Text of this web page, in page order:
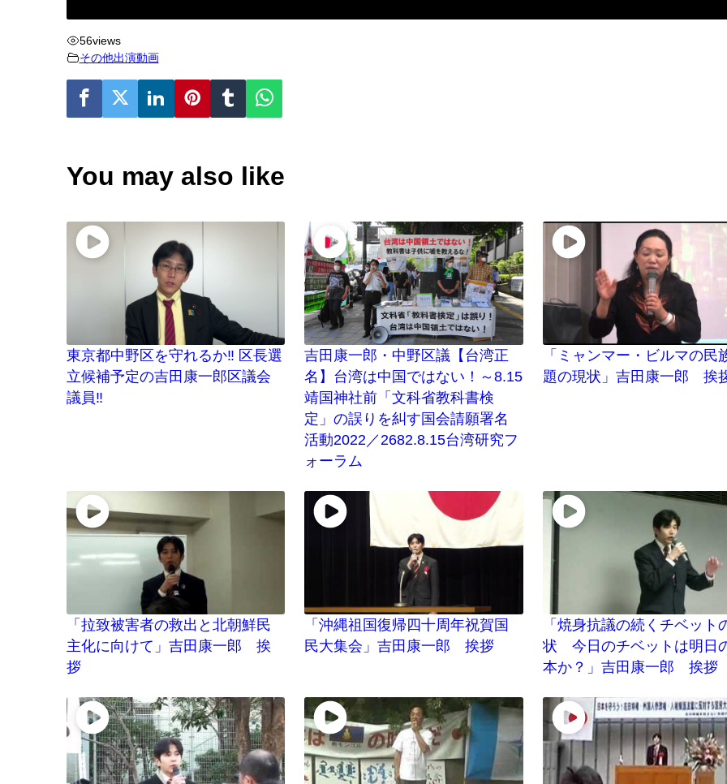
56views
その他出演動画
You may also like
東京都中野区を守れるか‼ 区長選
立候補予定の吉田康一郎区議会
議員‼
吉田康一郎・中野区議【台湾正
名】台湾は中国ではない！～8.15
靖国神社前「文科省教科書検
定」の誤りを糾す国会請願署名
活動2022／2682.8.15台湾研究フ
ォーラム
「ミャンマー・ビルマの民
題の現状」吉田康一郎 挨
「拉致被害者の救出と北朝鮮民
主化に向けて」吉田康一郎 挨
拶
「沖縄祖国復帰四十周年祝賀国
民大集会」吉田康一郎 挨拶
「焼身抗議の続くチベット
状 今日のチベットは明日
本か？」吉田康一郎 挨拶